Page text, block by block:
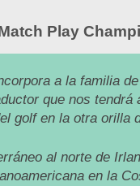
Play
a la familia
que nos tendrá
golf en la otra orilla
al norte de
en la